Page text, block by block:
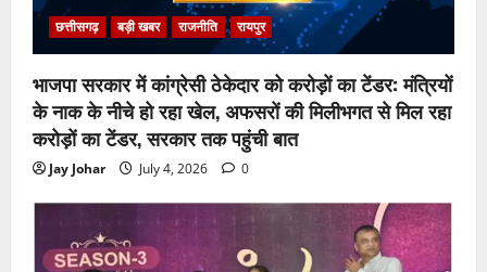
छत्तीसगढ़ बड़ी खबर राजनीति रायपुर
भाजपा सरकार में कांग्रेसी ठेकेदार को करोड़ों का टेंडर: मंत्रियों
के नाक के नीचे हो रहा खेल, अफसरों की मिलीभगत से मिल रहा
करोड़ों का टेंडर, सरकार तक पहुंची बात
Jay Johar July 4, 2026 0